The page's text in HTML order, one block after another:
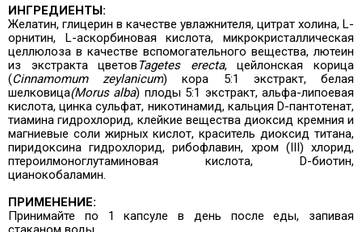
ИНГРЕДИЕНТЫ:
Желатин, глицерин в качестве увлажнителя, цитрат холина, L-
орнитин, L-аскорбиновая кислота, микрокристаллическая
целлюлоза в качестве вспомогательного вещества, лютеин
из экстракта цветовTagetes erecta, цейлонская корица
(Cinnamomum zeylanicum) кора 5:1 экстракт, белая
шелковица(Morus alba) плоды 5:1 экстракт, альфа-липоевая
кислота, цинка сульфат, никотинамид, кальция D-пантотенат,
тиамина гидрохлорид, клейкие вещества диоксид кремния и
магниевые соли жирных кислот, краситель диоксид титана,
пиридоксина гидрохлорид, рибофлавин, хром (III) хлорид,
птероилмоноглутаминовая кислота, D-биотин,
цианокобаламин.
ПРИМЕНЕНИЕ:
Принимайте по 1 капсуле в день после еды, запивая